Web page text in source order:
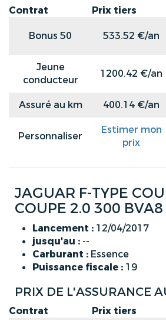
Contrat Prix tiers
Bonus 50 533.52 €/an
Jeune
conducteur
1200.42 €/an
Assuré au km
400.14 €/an
Personnaliser
Estimer mon
prix
JAGUAR F-TYPE
COUPE 2.0 300
Lancement : 12/04/2017
jusqu'au : --
Carburant : Essence
Puissance fiscale : 19
PRIX DE L'ASSURANCE
Contrat Prix tiers